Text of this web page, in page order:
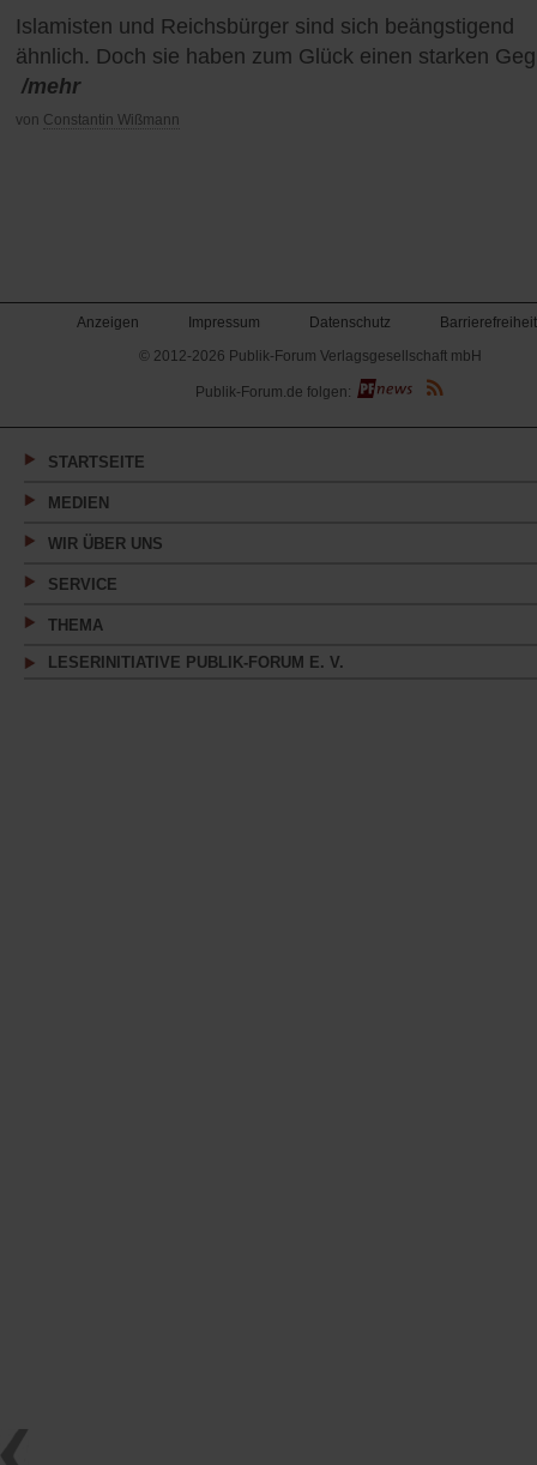
Islamisten und Reichsbürger sind sich beängstigend
ähnlich. Doch sie haben zum Glück einen starken
/mehr
von Constantin Wißmann
Anzeigen Impressum Datenschutz
Barrierefreiheit
© 2012-2026 Publik-Forum Verlagsgesellschaft mbH
(Öffnet
in
neuen
Publik-Forum.de folgen:
STARTSEITE
MEDIEN
WIR ÜBER UNS
SERVICE
THEMA
LESERINITIATIVE PUBLIK-FORUM E. V.